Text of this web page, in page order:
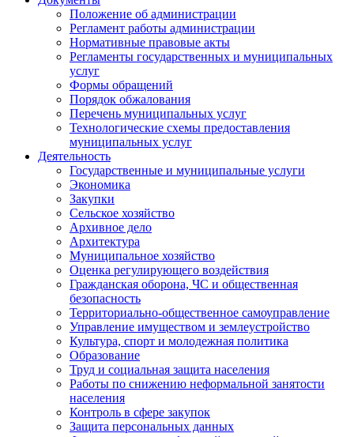
Положение об администрации
Регламент работы администрации
Нормативные правовые акты
Регламенты государственных и муниципальных
услуг
Формы обращений
Порядок обжалования
Перечень муниципальных услуг
Технологические схемы предоставления
муниципальных услуг
Деятельность
Государственные и муниципальные услуги
Экономика
Закупки
Сельское хозяйство
Архивное дело
Архитектура
Муниципальное хозяйство
Оценка регулирующего воздействия
Гражданская оборона, ЧС и общественная
безопасность
Территориально-общественное самоуправление
Управление имуществом и землеустройство
Культура, спорт и молодежная политика
Образование
Труд и социальная защита населения
Работы по снижению неформальной занятости
населения
Контроль в сфере закупок
Защита персональных данных